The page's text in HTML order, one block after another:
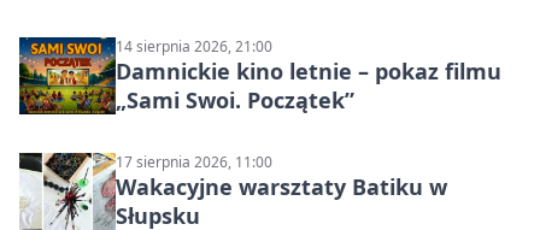
14 sierpnia 2026, 21:00
Damnickie kino letnie – pokaz filmu
„Sami Swoi. Początek”
17 sierpnia 2026, 11:00
Wakacyjne warsztaty Batiku w
Słupsku